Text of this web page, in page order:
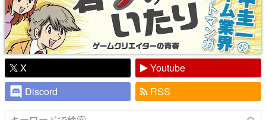
X
Youtube
Discord
RSS